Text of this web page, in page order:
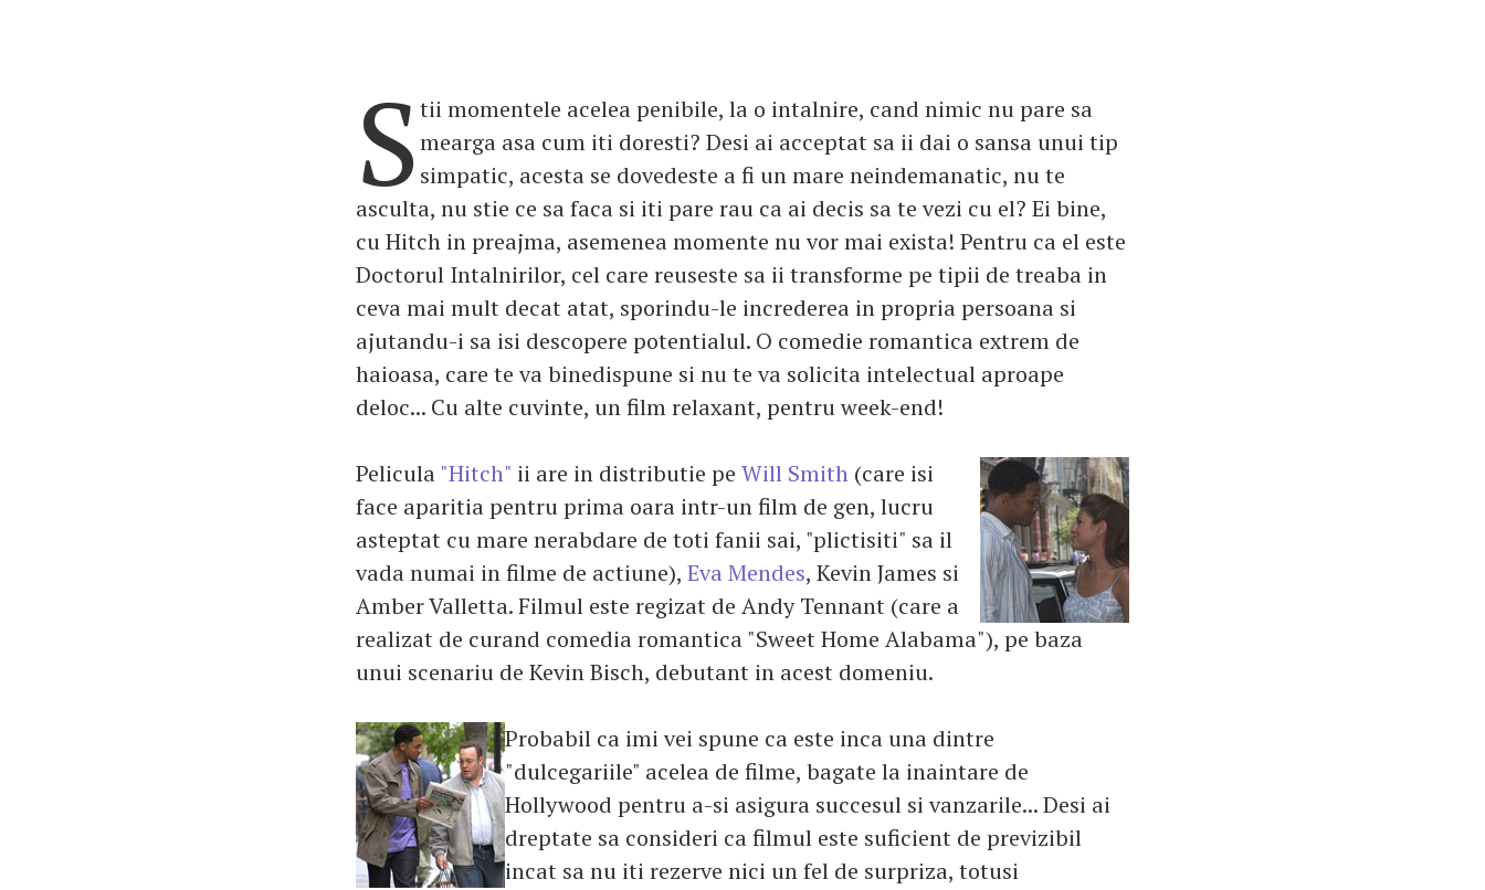
S tii momentele acelea penibile, la o intalnire, cand nimic nu pare sa
mearga asa cum iti doresti? Desi ai acceptat sa ii dai o sansa unui tip
simpatic, acesta se dovedeste a fi un mare neindemanatic, nu te
asculta, nu stie ce sa faca si iti pare rau ca ai decis sa te vezi cu el? Ei bine,
cu Hitch in preajma, asemenea momente nu vor mai exista! Pentru ca el este
Doctorul Intalnirilor, cel care reuseste sa ii transforme pe tipii de treaba in
ceva mai mult decat atat, sporindu-le increderea in propria persoana si
ajutandu-i sa isi descopere potentialul. O comedie romantica extrem de
haioasa, care te va binedispune si nu te va solicita intelectual aproape
deloc... Cu alte cuvinte, un film relaxant, pentru week-end!
Pelicula "Hitch" ii are in distributie pe Will Smith (care isi
face aparitia pentru prima oara intr-un film de gen, lucru
asteptat cu mare nerabdare de toti fanii sai, "plictisiti" sa il
vada numai in filme de actiune), Eva Mendes, Kevin James si
Amber Valletta. Filmul este regizat de Andy Tennant (care a
realizat de curand comedia romantica "Sweet Home Alabama"), pe baza
unui scenariu de Kevin Bisch, debutant in acest domeniu.
Probabil ca imi vei spune ca este inca una dintre
"dulcegariile" acelea de filme, bagate la inaintare de
Hollywood pentru a-si asigura succesul si vanzarile... Desi ai
dreptate sa consideri ca filmul este suficient de previzibil
incat sa nu iti rezerve nici un fel de surpriza, totusi